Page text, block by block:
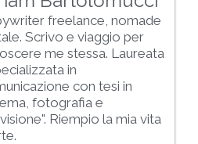
freelance, nomade
Scrivo e viaggio per
me stessa. Laureata
in
con tesi in
fotografia e
Riempio la mia vita